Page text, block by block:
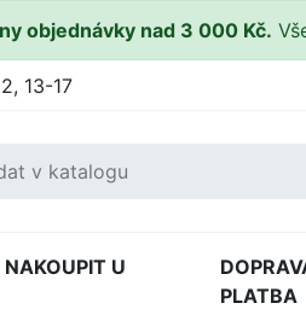
objednávky nad 3 000 Kč.
13-17
NAKOUPIT U
PLATBA